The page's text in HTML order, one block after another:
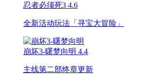
忍者必须死3 4.6
全新活动玩法「寻宝大冒险」
崩坏3-曙梦向明 4.4
主线第二部终章更新